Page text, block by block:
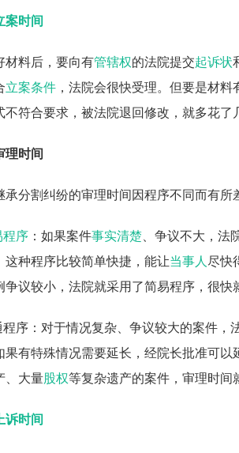
案时间
材料后，要向有管辖权的法院提交起诉状
立案条件 ，法院会很快受理。但要是材
不符合要求，被法院退回修改，就多花了
理时间
承分割纠纷的审理时间因程序不同而有所
程序 ：如果案件事实清楚 、争议不大，法
这种程序比较简单快捷，能让当事人 尽快
争议较小，法院就采用了简易程序，很快
程序：对于情况复杂、争议较大的案件，
果有特殊情况需要延长，经院长批准可
、大量股权等复杂遗产的案件，审理时间
上诉时间